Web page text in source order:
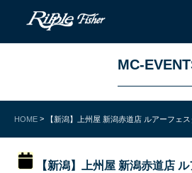
MC-
HOME > 【新潟】上州屋 新潟赤道店 ルアーフェ
【新潟】上州屋 新潟赤道店